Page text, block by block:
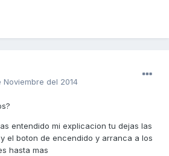
Noviembre del 2014
entendido mi explicacion tu dejas las
el boton de encendido y arranca a los
hasta mas